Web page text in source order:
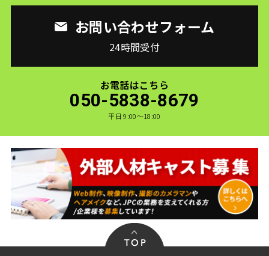
お問い合わせフォーム
24時間受付
お電話はこちら
050-5838-8679
平日 9:00〜18:00